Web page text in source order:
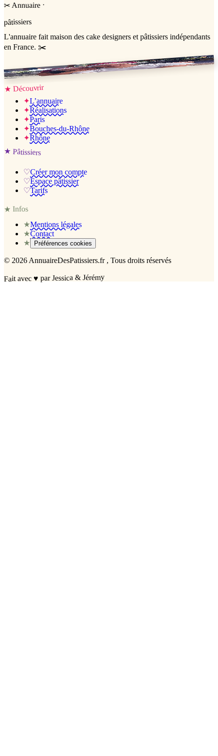
✂ Annuaire ·
pâtissiers
L'annuaire fait maison des cake designers et pâtissiers indépendants
en France. ✂️
Jessica & Jérémy ♡
★ Découvrir
✦L’annuaire
✦Réalisations
✦Paris
✦Bouches-du-Rhône
✦Rhône
★ Pâtissiers
♡Créer mon compte
♡Espace pâtissier
♡Tarifs
★Infos
★Mentions légales
★Contact
★
Préférences cookies
© 2026 AnnuaireDesPatissiers.fr , Tous droits réservés
Fait avec♥ par Jessica & Jérémy